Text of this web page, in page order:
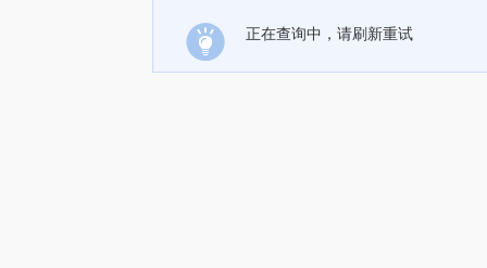
正在查询中，请刷新重试